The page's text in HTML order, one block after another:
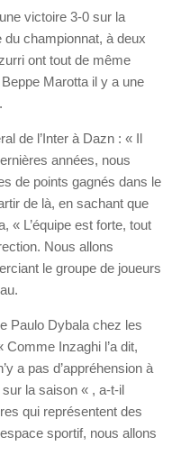
victoire 3-0 sur la
championnat, à deux
ont tout de même
Marotta il y a une
de l’Inter à Dazn : « Il
années, nous
de points gagnés dans le
de là, en sachant que
« L’équipe est forte, tout
Nous allons
le groupe de joueurs
Paulo Dybala chez les
Inzaghi l’a dit,
a pas d’appréhension à
la saison « , a-t-il
qui représentent des
sportif, nous allons